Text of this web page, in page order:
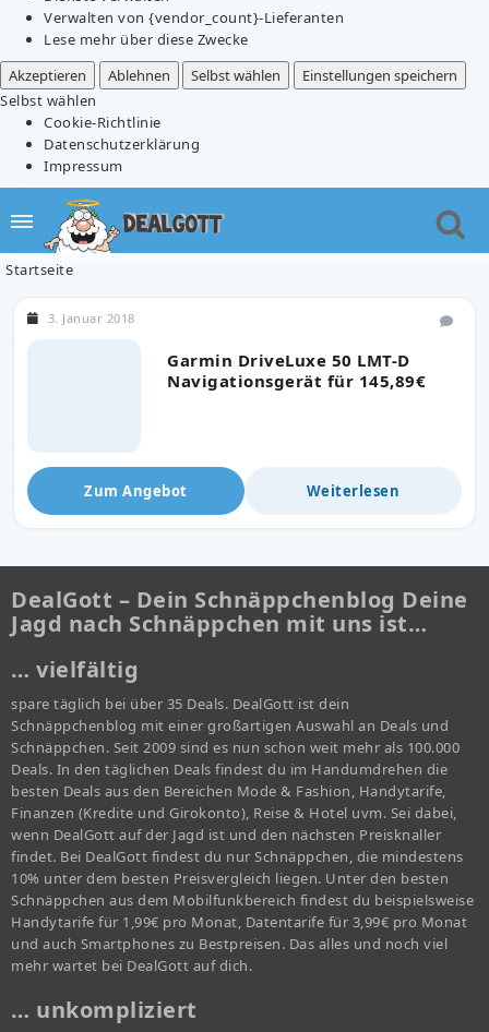
Verwalten von {vendor_count}-Lieferanten
Lese mehr über diese Zwecke
Akzeptieren
Ablehnen Selbst wählen
Einstellungen speichern
Selbst wählen
Cookie-Richtlinie
Datenschutzerklärung
Impressum
Startseite
Garmin DriveLuxe 50 LMT-D
Navigationsgerät für 145,89€
3. Januar 2018
Zum Angebot Weiterlesen
DealGott – Dein Schnäppchenblog Deine
Jagd nach Schnäppchen mit uns ist…
… vielfältig
spare täglich bei über 35 Deals. DealGott ist dein
Schnäppchenblog mit einer großartigen Auswahl an Deals und
Schnäppchen. Seit 2009 sind es nun schon weit mehr als 100.000
Deals. In den täglichen Deals findest du im Handumdrehen die
besten Deals aus den Bereichen Mode & Fashion, Handytarife,
Finanzen (Kredite und Girokonto), Reise & Hotel uvm. Sei dabei,
wenn DealGott auf der Jagd ist und den nächsten Preisknaller
findet. Bei DealGott findest du nur Schnäppchen, die mindestens
10% unter dem besten Preisvergleich liegen. Unter den besten
Schnäppchen aus dem Mobilfunkbereich findest du beispielsweise
Handytarife für 1,99€ pro Monat, Datentarife für 3,99€ pro Monat
und auch Smartphones zu Bestpreisen. Das alles und noch viel
mehr wartet bei DealGott auf dich.
… unkompliziert